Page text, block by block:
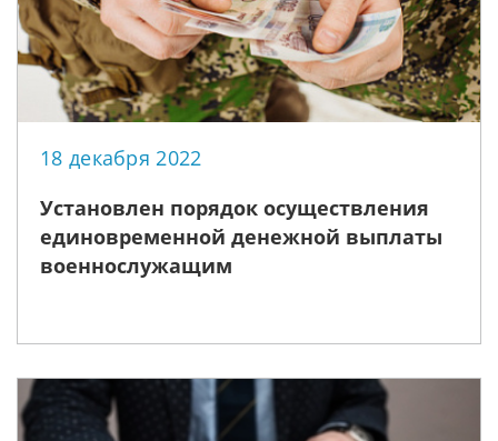
18 декабря 2022
Установлен порядок осуществления
единовременной денежной выплаты
военнослужащим